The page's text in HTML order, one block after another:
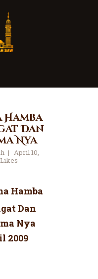
Hamba
Dan
Nya
April 10,
Likes
Hamba
Dan
Nya
2009